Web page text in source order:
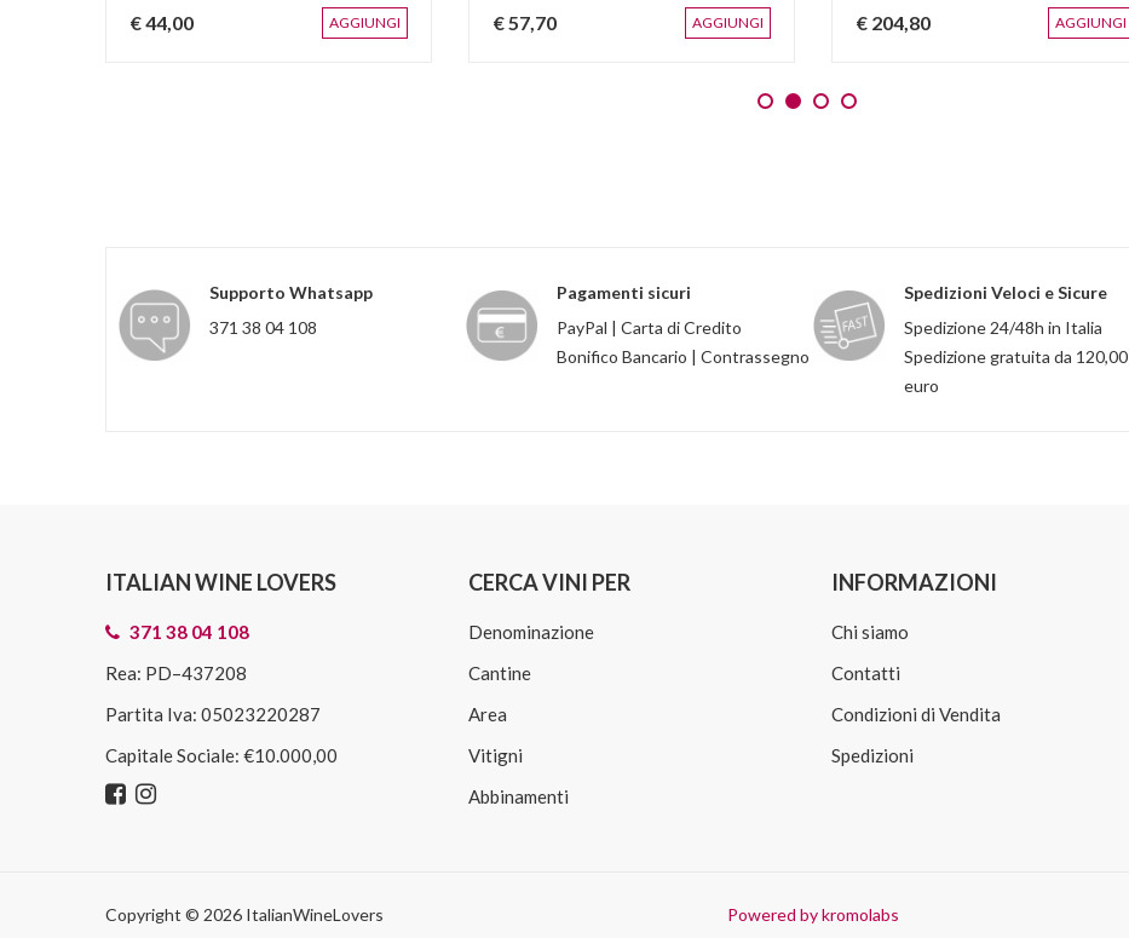
AGGIUNGI
€ 44,00
AGGIUNGI
€ 57,70
AGGIUNGI
€ 204,80
Supporto Whatsapp
371 38 04 108
Pagamenti sicuri
PayPal | Carta di Credito
Bonifico Bancario | Contrassegno
Spedizioni Veloci e Sicure
Spedizione 24/48h in Italia
Spedizione gratuita da 120,00
euro
ITALIAN WINE LOVERS
371 38 04 108
Rea: PD–437208
Partita Iva: 05023220287
Capitale Sociale: €10.000,00
CERCA VINI PER
Denominazione
Cantine
Area
Vitigni
Abbinamenti
INFORMAZIONI
Chi siamo
Contatti
Condizioni di Vendita
Spedizioni
Copyright © 2026 ItalianWineLovers Powered by kromolabs